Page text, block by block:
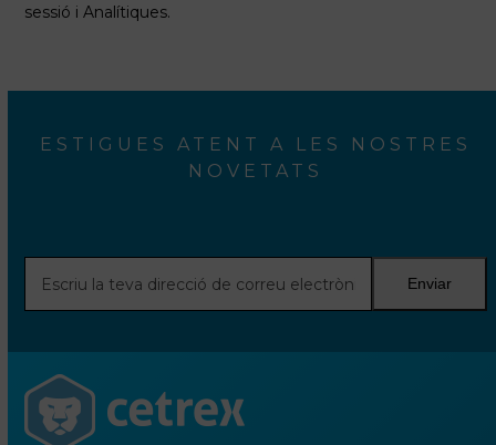
sessió i Analítiques.
ESTIGUES ATENT A LES NOSTRES
NOVETATS
teva
correu
electrònic
Enviar